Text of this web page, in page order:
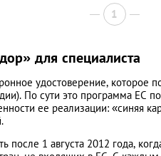
1
для специалиста
удостоверение, которое
По сути это программа ЕС
ее реализации: «синяя
после 1 августа 2012 года,